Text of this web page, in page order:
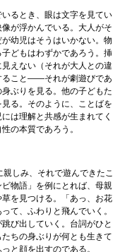
るとき、眼は文字を見てい
が浮かんでいる。大人がそ
幼児はそうはいかない。物
どもはわずかであろう。挿
えない（それが大人との違
ること――それが劇遊びであ
ぶりを見る。他の子どもた
る。そのように、ことばを
は理解と共感が生まれてく
の本質であろう。
しみ、それで遊んできたこ
物語」を例にとれば、母親
を見つける。「あっ、お花
て、ふわりと飛んでいく。
び出していく。台詞がひと
ちの身ぶりが何とも生きて
と顔を出すのである。